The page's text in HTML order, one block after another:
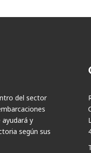
del sector
y
según sus